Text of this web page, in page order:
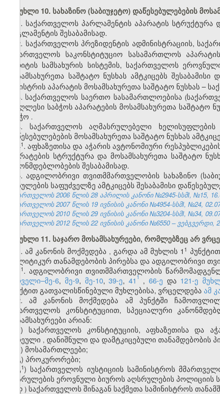
მუხლი 10. სახაზინო (საბიუჯეტო) დაწესებულებების
1. საქართველოს პარლამენტის აპარატის
რეგლამენტის შესაბამისად.
2. საქართველოს პრეზიდენტის ადმინისტრაციის,
საქართველოს საკონსტიტუციო სასამართლოს
აუდიტის სამსახურის სისტემის, საქართველოს
მოსამსახურეთა საშტატო ნუსხას ამტკიცებს
მინისტრის აპარატის მოსამსახურეთა საშტატო ნუსხას –
3. საქართველოს საერთო სასამართლოებისა (
უმაღლესი საბჭოს აპარატების მოსამსახურეთა საშტატო
საბჭო .
4. საქართველოს აღმასრულებელი
ხელისუფლების
დაწესებულებების მოსამსახურეთა საშტატო ნუსხას
4​1. აფხაზეთისა და აჭარის ავტონომიური
აპარატების სტრუქტურა და მოსამსახურეთა საშტატო
კანონმდებლობების შესაბამისად.
5. ადგილობრივი თვითმმართველობის სახაზინო
დებულების საფუძველზე ამტკიცებს შესაბამისი
საქართველოს 2006 წლის 28 აპრილის კანონი №2945-სსმI, №15,
საქართველოს 2007 წლის 19 ივნისის კანონი №4954-სსმI, №24,
საქართველოს 2010 წლის 29 ივნისის კანონი №3204-სსმI, №34,
საქართველოს 2012 წლის 22 ივნისის კანონი №6550 – ვებგვერდი,
მუხლი 11. საჯარო მოსამსახურეები, რომლებზეც არ
1. ამ კანონის მოქმედება , გარდა ამ მუხლის 1 ​1 პუნქტით
პოლიტიკურთანამდებობის პირებსა და ადგილობრივი
​1. ადგილობრივი თვითმმართველობის
პირველი–მე-6, მე-9, მე-10,39-ე,41 1 , 66-ე და 121-ე
პუნქტით გათვალისწინებული მუხლებისა, ვრცელდება ამ
2. ამ კანონის მოქმედება ამ პუნქტში
საქართველოს კონსტიტუციით, სპეციალური
მოსამსახურეები არიან:
) საქართველოს კონსტიტუციის,აფხაზეთისა და
არჩეული , დანიშნული და დამტკიცებული თანამდებობის
ბ) მოსამართლეები;
გ) პროკურორები;
გ​1) საქართველოს იუსტიციის სამინისტროს
აღსრულების ეროვნული ბიუროს აღსრულების
დ) საქართველოს შინაგან საქმეთა სამინისტროს